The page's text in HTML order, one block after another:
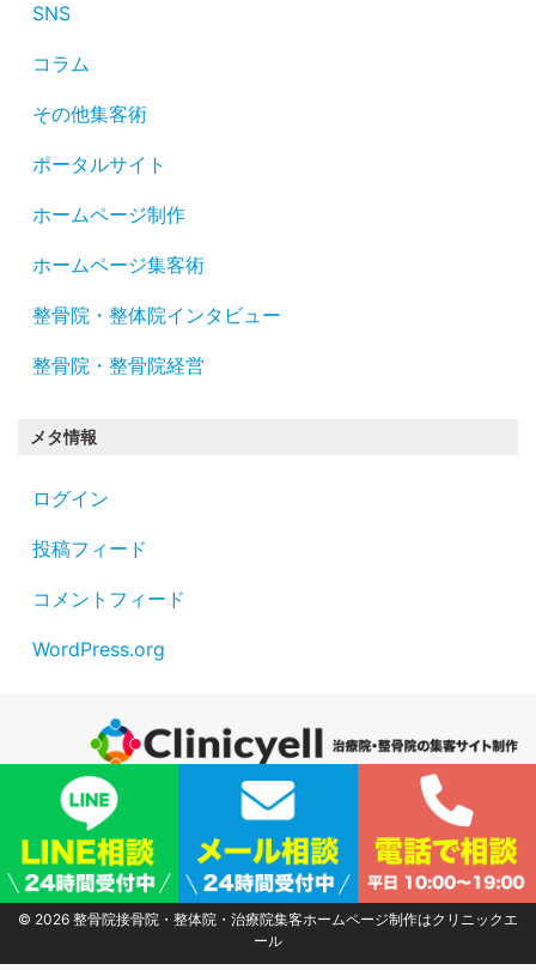
SNS
コラム
その他集客術
ポータルサイト
ホームページ制作
ホームページ集客術
整骨院・整体院インタビュー
整骨院・整骨院経営
メタ情報
ログイン
投稿フィード
コメントフィード
WordPress.org
サイトマップ | プライバシーポリシー | 会社概要
© 2026 整骨院接骨院・整体院・治療院集客ホームページ制作はクリニックエ
ール